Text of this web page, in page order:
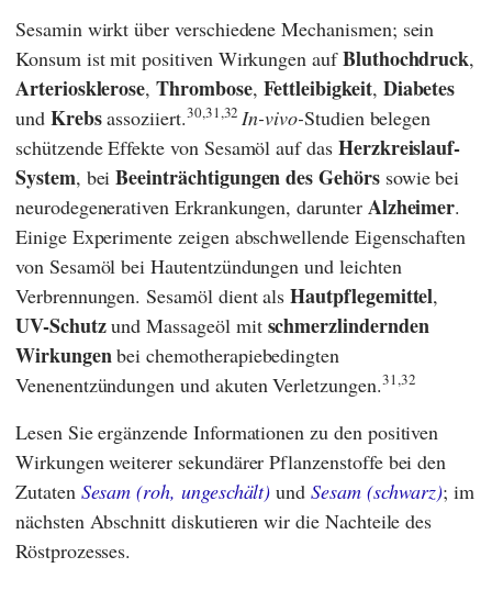
Sesamin wirkt über verschiedene Mechanismen; sein
Konsum ist mit positiven Wirkungen aufBluthochdruck,
Arteriosklerose,Thrombose, Fettleibigkeit, Diabetes
undKrebsassoziiert.30,31,32 In-vivo-Studien belegen
schützende Effekte von Sesamöl auf das Herzkreislauf-
System, beiBeeinträchtigungen des Gehörs sowie bei
neurodegenerativen Erkrankungen, darunterAlzheimer.
Einige Experimente zeigen abschwellende Eigenschaften
von Sesamöl bei Hautentzündungen und leichten
Verbrennungen. Sesamöl dient alsHautpflegemittel,
UV-Schutzund Massageöl mit schmerzlindernden
Wirkungenbei chemotherapiebedingten
Venenentzündungen und akuten Verletzungen.31,32
Lesen Sie ergänzende Informationen zu den positiven
Wirkungen weiterer sekundärer Pflanzenstoffe bei den
Zutaten Sesam (roh, ungeschält) undSesam (schwarz); im
nächsten Abschnitt diskutieren wir die Nachteile des
Röstprozesses.